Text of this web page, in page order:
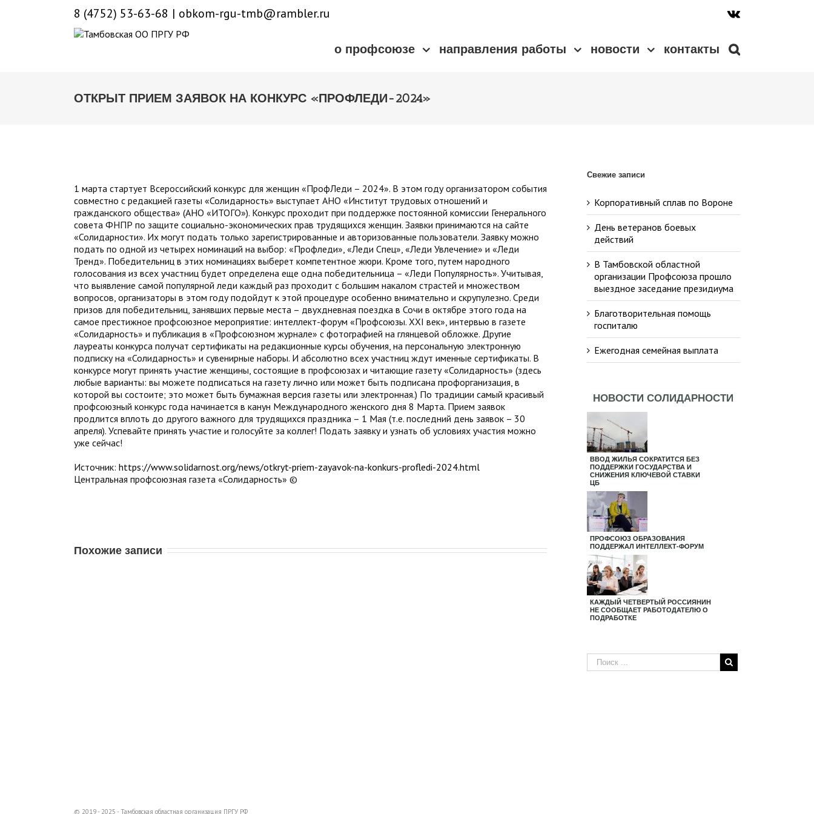
8 (4752) 53-63-68 | obkom-rgu-tmb@rambler.ru
о профсоюзе направления работы новости контакты
ОТКРЫТ ПРИЕМ ЗАЯВОК НА КОНКУРС «ПРОФЛЕДИ-2024»
1 марта стартует Всероссийский конкурс для женщин «ПрофЛеди – 2024». В этом году организатором события
совместно с редакцией газеты «Солидарность» выступает АНО «Институт трудовых отношений и
гражданского общества» (АНО «ИТОГО»). Конкурс проходит при поддержке постоянной комиссии Генерального
совета ФНПР по защите социально-экономических прав трудящихся женщин. Заявки принимаются на сайте
«Солидарности». Их могут подать только зарегистрированные и авторизованные пользователи. Заявку можно
подать по одной из четырех номинаций на выбор: «Профледи», «Леди Спец», «Леди Увлечение» и «Леди
Тренд». Победительниц в этих номинациях выберет компетентное жюри. Кроме того, путем народного
голосования из всех участниц будет определена еще одна победительница – «Леди Популярность». Учитывая,
что выявление самой популярной леди каждый раз проходит с большим накалом страстей и множеством
вопросов, организаторы в этом году подойдут к этой процедуре особенно внимательно и скрупулезно. Среди
призов для победительниц, занявших первые места – двухдневная поездка в Сочи в октябре этого года на
самое престижное профсоюзное мероприятие: интеллект-форум «Профсоюзы. XXI век», интервью в газете
«Солидарность» и публикация в «Профсоюзном журнале» с фотографией на глянцевой обложке. Другие
лауреаты конкурса получат сертификаты на редакционные курсы обучения, на персональную электронную
подписку на «Солидарность» и сувенирные наборы. И абсолютно всех участниц ждут именные сертификаты. В
конкурсе могут принять участие женщины, состоящие в профсоюзах и читающие газету «Солидарность» (здесь
любые варианты: вы можете подписаться на газету лично или может быть подписана профорганизация, в
которой вы состоите; это может быть бумажная версия газеты или электронная.) По традиции самый красивый
профсоюзный конкурс года начинается в канун Международного женского дня 8 Марта. Прием заявок
продлится вплоть до другого важного для трудящихся праздника – 1 Мая (т.е. последний день заявок – 30
апреля). Успевайте принять участие и голосуйте за коллег! Подать заявку и узнать об условиях участия можно
уже сейчас!
Источник: https://www.solidarnost.org/news/otkryt-priem-zayavok-na-konkurs-profledi-2024.html
Центральная профсоюзная газета «Солидарность» ©
Похожие записи
Свежие записи
Корпоративный сплав по Вороне
День ветеранов боевых
действий
В Тамбовской областной
организации Профсоюза прошло
выездное заседание президиума
Благотворительная помощь
госпиталю
Ежегодная семейная выплата
НОВОСТИ СОЛИДАРНОСТИ
ВВОД ЖИЛЬЯ СОКРАТИТСЯ БЕЗ
ПОДДЕРЖКИ ГОСУДАРСТВА И
СНИЖЕНИЯ КЛЮЧЕВОЙ СТАВКИ
ЦБ
ПРОФСОЮЗ ОБРАЗОВАНИЯ
ПОДДЕРЖАЛ ИНТЕЛЛЕКТ-ФОРУМ
КАЖДЫЙ ЧЕТВЕРТЫЙ РОССИЯНИН
НЕ СООБЩАЕТ РАБОТОДАТЕЛЮ О
ПОДРАБОТКЕ
© 2019 - 2025 - Тамбовская областная организация ПРГУ РФ